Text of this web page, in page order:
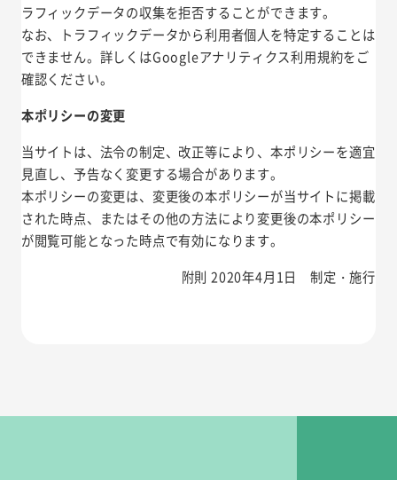
ラフィックデータの収集を拒否することができます。
なお、トラフィックデータから利用者個人を特定することは
できません。詳しくはGoogleアナリティクス利用規約をご
確認ください。
本ポリシーの変更
当サイトは、法令の制定、改正等により、本ポリシーを適宜
見直し、予告なく変更する場合があります。
本ポリシーの変更は、変更後の本ポリシーが当サイトに掲載
された時点、またはその他の方法により変更後の本ポリシー
が閲覧可能となった時点で有効になります。
附則 2020年4月1日 制定・施行